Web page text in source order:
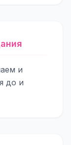
и
до и